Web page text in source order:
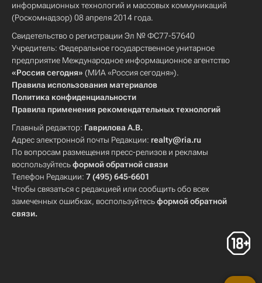
информационных технологий и массовых коммуникаций
(Роскомнадзор) 08 апреля 2014 года.
Свидетельство о регистрации Эл № ФС77-57640
Учредитель: Федеральное государственное унитарное
предприятие Международное информационное агентство
«Россия сегодня» (МИА «Россия сегодня»).
Правила использования материалов
Политика конфиденциальности
Правила применения рекомендательных технологий
Главный редактор: Гаврилова А.В.
Адрес электронной почты Редакции: realty@ria.ru
По вопросам размещения пресс-релизов и рекламы
воспользуйтесьформой обратной связи
Телефон Редакции: 7 (495) 645-6601
Чтобы связаться с редакцией или сообщить обо всех
замеченных ошибках, воспользуйтесьформой обратной
связи.